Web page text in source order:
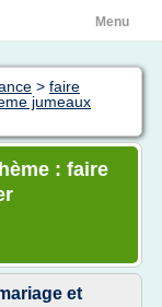
Menu
> faire
jumeaux
: faire
et